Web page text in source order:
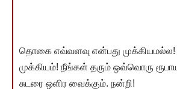
தொகை எவ்வளவு என்பது முக்கியமல்ல!
முக்கியம்! நீங்கள் தரும் ஒவ்வொரு
சுடரை ஒளிர வைக்கும். நன்றி!